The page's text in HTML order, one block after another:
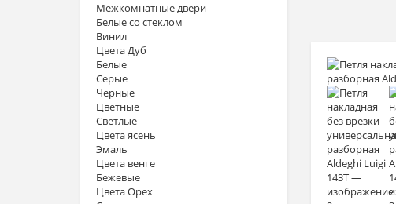
Межкомнатные двери
Белые со стеклом
Винил
Цвета Дуб
Белые
Серые
Черные
Цветные
Светлые
Цвета ясень
Эмаль
Цвета венге
Бежевые
Цвета Орех